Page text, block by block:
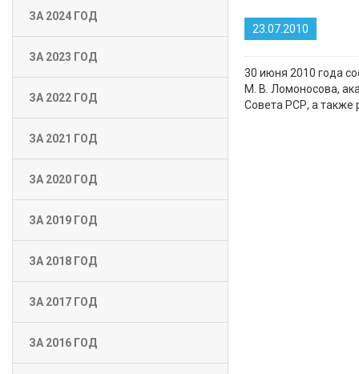
ЗА 2024 ГОД
ЗА 2023 ГОД
ЗА 2022 ГОД
ЗА 2021 ГОД
ЗА 2020 ГОД
ЗА 2019 ГОД
ЗА 2018 ГОД
ЗА 2017 ГОД
ЗА 2016 ГОД
23.07.2010
30 июня 2010 года
М. В. Ломоносова,
Совета РСР, а также